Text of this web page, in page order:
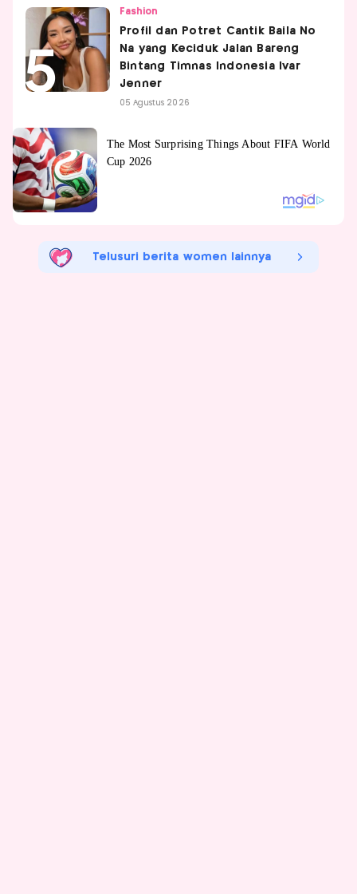
Fashion
Profil dan Potret Cantik Baila No
Na yang Keciduk Jalan Bareng
Bintang Timnas Indonesia Ivar
Jenner
05 Agustus 2026
Telusuri berita women lainnya